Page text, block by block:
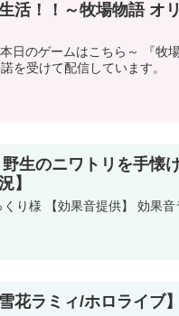
活！！～牧場物語 オ
日のゲームはこちら～ 『牧
諾を受けて配信しています
生のニワトリを手懐
】
り様 【効果音提供】 効果音
花ラミィ/ホロライブ】